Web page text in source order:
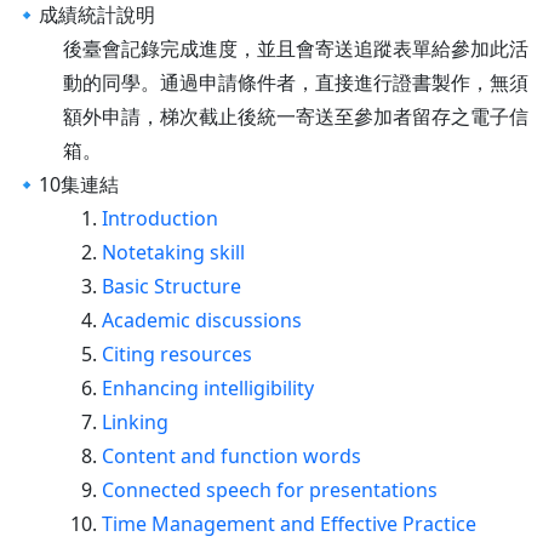
🔹成績統計說明
後臺會記錄完成進度，並且會寄送追蹤表單給參加此活
動的同學。通過申請條件者，直接進行證書製作，無須
額外申請，梯次截止後統一寄送至參加者留存之電子信
箱。
🔹10集連結
Introduction
Notetaking skill
Basic Structure
Academic discussions
Citing resources
Enhancing intelligibility
Linking
Content and function words
Connected speech for presentations
Time Management and Effective Practice